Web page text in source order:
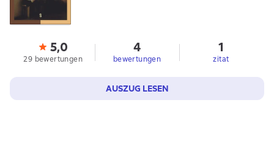
5,0
29 bewertungen
4
bewertungen
1
zitat
AUSZUG LESEN